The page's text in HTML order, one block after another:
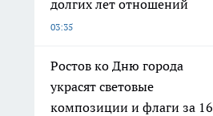
долгих лет отношений
03:35
Ростов ко Дню города
украсят световые
композиции и флаги за 16